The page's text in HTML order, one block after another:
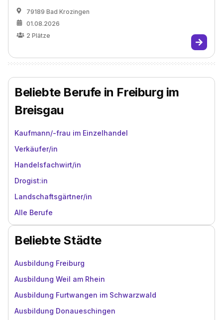
79189 Bad Krozingen
01.08.2026
2 Plätze
Beliebte Berufe in Freiburg im
Breisgau
Kaufmann/-frau im Einzelhandel
Verkäufer/in
Handelsfachwirt/in
Drogist:in
Landschaftsgärtner/in
Alle Berufe
Beliebte Städte
Ausbildung Freiburg
Ausbildung Weil am Rhein
Ausbildung Furtwangen im Schwarzwald
Ausbildung Donaueschingen